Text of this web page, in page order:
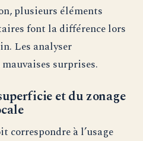
plusieurs éléments
font la différence lors
Les analyser
surprises.
et du zonage
correspondre à l’usage